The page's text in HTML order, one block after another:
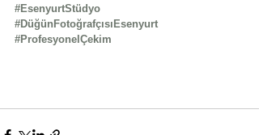
#EsenyurtStüdyo
#DüğünFotoğrafçısıEsenyurt
#ProfesyonelÇekim